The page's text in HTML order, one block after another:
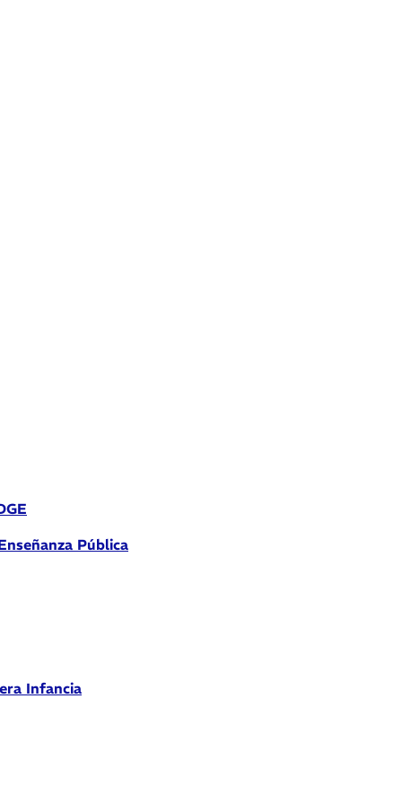
Pública
Infancia